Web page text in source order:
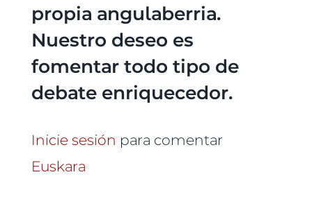
propia angulaberria.
Nuestro deseo es
fomentar todo tipo de
debate enriquecedor.
Inicie sesión para comentar
Euskara